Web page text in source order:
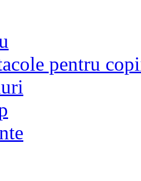
pentru